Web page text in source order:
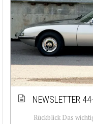
NEWSLETTER
Rückblick Das